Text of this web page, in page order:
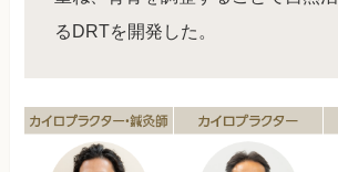
るDRTを開発した。